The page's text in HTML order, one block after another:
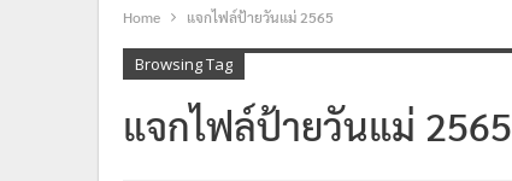
Home แจกไฟล์ป้ายวันแม่ 2565
Browsing Tag
แจกไฟล์ป้ายวันแม่ 2565